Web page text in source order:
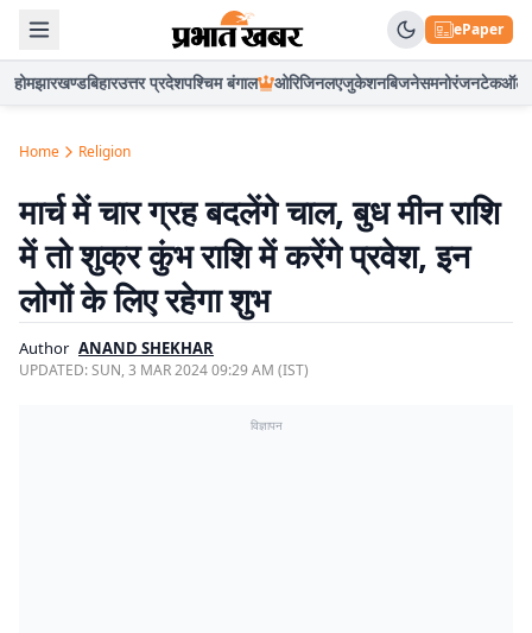
ePaper
होमझारखण्डबिहारउत्तर प्रदेशपश्चिम बंगाल ओरिजिनलएजुकेशनबिजनेसमनोरंजनटेकऑटो
Home Religion
मार्च में चार ग्रह बदलेंगे चाल, बुध मीन राशि
में तो शुक्र कुंभ राशि में करेंगे प्रवेश, इन
लोगों के लिए रहेगा शुभ
Author ANAND SHEKHAR
UPDATED:SUN, 3 MAR 2024 09:29 AM (IST)
विज्ञापन